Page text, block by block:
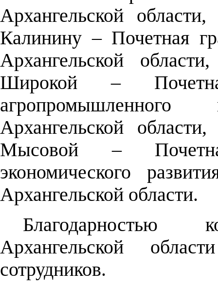
Архангельской
Калинину – Почетная
Архангельской
Широкой –
Архангельской
Мысовой –
экономического
Архангельской области.
Благодарностью
Архангельской
сотрудников.